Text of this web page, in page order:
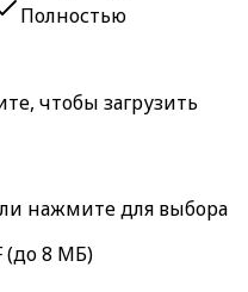
Полностью
чтобы загрузить
нажмите для выбора
(до 8 МБ)